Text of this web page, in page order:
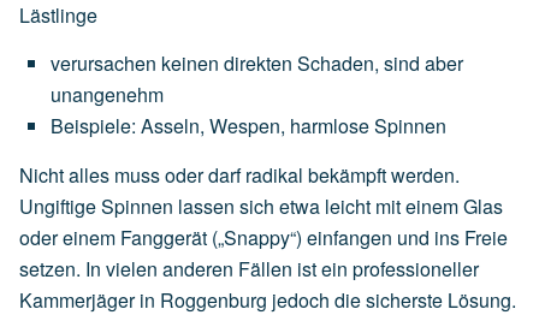
Lästlinge
verursachen keinen direkten Schaden, sind aber
unangenehm
Beispiele: Asseln, Wespen, harmloseSpinnen
Nicht alles muss oder darf radikal bekämpft werden.
Ungiftige Spinnen lassen sich etwa leicht mit einem Glas
oder einem Fanggerät („Snappy“) einfangen und ins Freie
setzen. In vielen anderen Fällen ist ein professioneller
Kammerjäger in Roggenburg jedoch die sicherste Lösung.